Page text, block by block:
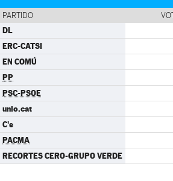
PARTIDO
DL
ERC-CATSI
EN COMÚ
PP
PSC-PSOE
unio.cat
C's
PACMA
RECORTES CERO-GRUPO VERDE